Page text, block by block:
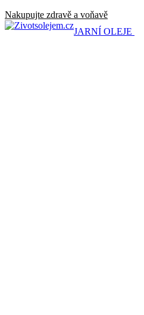
Nakupujte zdravě a voňavě
JARNÍ OLEJE